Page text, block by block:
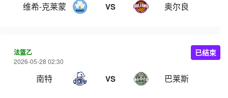
维希‑克莱蒙 VS 奥尔良
法篮乙
2026-05-28 02:30
南特 VS 巴莱斯
已结束